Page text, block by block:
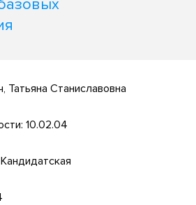
Татьяна Станиславовна
10.02.04
Кандидатская